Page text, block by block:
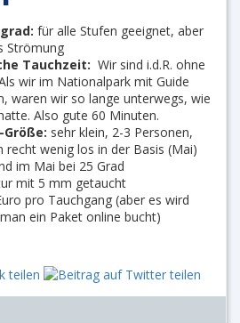
für alle Stufen geeignet, aber
Strömung
Tauchzeit: Wir sind i.d.R. ohne
wir im Nationalpark mit Guide
waren wir so lange unterwegs, wie
Also gute 60 Minuten.
sehr klein, 2-3 Personen,
recht wenig los in der Basis (Mai)
im Mai bei 25 Grad
mit 5 mm getaucht
pro Tauchgang (aber es wird
ein Paket online bucht)